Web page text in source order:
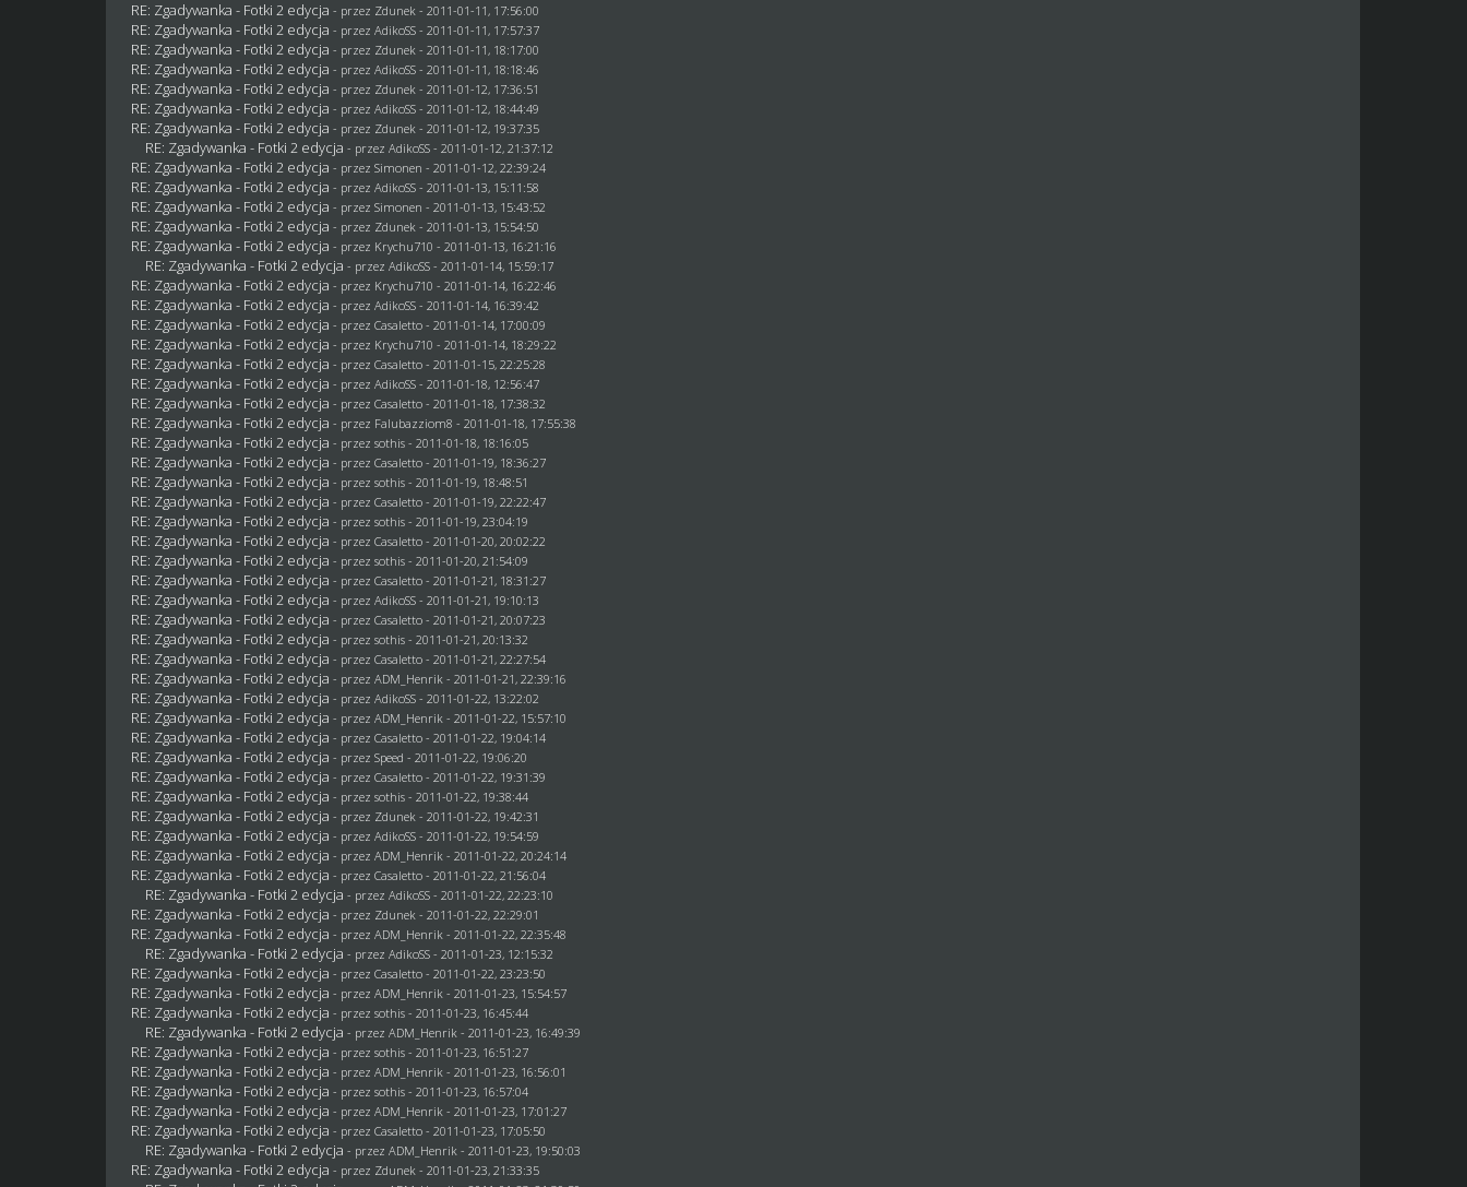
RE: Zgadywanka - Fotki 2 edycja - przez Zdunek - 2011-01-11, 17:56:00
RE: Zgadywanka - Fotki 2 edycja - przez AdikoSS - 2011-01-11, 17:57:37
RE: Zgadywanka - Fotki 2 edycja - przez Zdunek - 2011-01-11, 18:17:00
RE: Zgadywanka - Fotki 2 edycja - przez AdikoSS - 2011-01-11, 18:18:46
RE: Zgadywanka - Fotki 2 edycja - przez Zdunek - 2011-01-12, 17:36:51
RE: Zgadywanka - Fotki 2 edycja - przez AdikoSS - 2011-01-12, 18:44:49
RE: Zgadywanka - Fotki 2 edycja - przez Zdunek - 2011-01-12, 19:37:35
RE: Zgadywanka - Fotki 2 edycja - przez AdikoSS - 2011-01-12, 21:37:12
RE: Zgadywanka - Fotki 2 edycja - przezSimonen - 2011-01-12, 22:39:24
RE: Zgadywanka - Fotki 2 edycja - przez AdikoSS - 2011-01-13, 15:11:58
RE: Zgadywanka - Fotki 2 edycja - przezSimonen - 2011-01-13, 15:43:52
RE: Zgadywanka - Fotki 2 edycja - przez Zdunek - 2011-01-13, 15:54:50
RE: Zgadywanka - Fotki 2 edycja - przez Krychu710 - 2011-01-13, 16:21:16
RE: Zgadywanka - Fotki 2 edycja - przez AdikoSS - 2011-01-14, 15:59:17
RE: Zgadywanka - Fotki 2 edycja - przez Krychu710 - 2011-01-14, 16:22:46
RE: Zgadywanka - Fotki 2 edycja - przez AdikoSS - 2011-01-14, 16:39:42
RE: Zgadywanka - Fotki 2 edycja - przezCasaletto - 2011-01-14, 17:00:09
RE: Zgadywanka - Fotki 2 edycja - przez Krychu710 - 2011-01-14, 18:29:22
RE: Zgadywanka - Fotki 2 edycja - przezCasaletto - 2011-01-15, 22:25:28
RE: Zgadywanka - Fotki 2 edycja - przez AdikoSS - 2011-01-18, 12:56:47
RE: Zgadywanka - Fotki 2 edycja - przezCasaletto - 2011-01-18, 17:38:32
RE: Zgadywanka - Fotki 2 edycja - przez Falubazziom8 - 2011-01-18, 17:55:38
RE: Zgadywanka - Fotki 2 edycja - przezsothis - 2011-01-18, 18:16:05
RE: Zgadywanka - Fotki 2 edycja - przezCasaletto - 2011-01-19, 18:36:27
RE: Zgadywanka - Fotki 2 edycja - przezsothis - 2011-01-19, 18:48:51
RE: Zgadywanka - Fotki 2 edycja - przezCasaletto - 2011-01-19, 22:22:47
RE: Zgadywanka - Fotki 2 edycja - przezsothis - 2011-01-19, 23:04:19
RE: Zgadywanka - Fotki 2 edycja - przezCasaletto - 2011-01-20, 20:02:22
RE: Zgadywanka - Fotki 2 edycja - przezsothis - 2011-01-20, 21:54:09
RE: Zgadywanka - Fotki 2 edycja - przezCasaletto - 2011-01-21, 18:31:27
RE: Zgadywanka - Fotki 2 edycja - przez AdikoSS - 2011-01-21, 19:10:13
RE: Zgadywanka - Fotki 2 edycja - przezCasaletto - 2011-01-21, 20:07:23
RE: Zgadywanka - Fotki 2 edycja - przezsothis - 2011-01-21, 20:13:32
RE: Zgadywanka - Fotki 2 edycja - przezCasaletto - 2011-01-21, 22:27:54
RE: Zgadywanka - Fotki 2 edycja - przezADM_Henrik - 2011-01-21, 22:39:16
RE: Zgadywanka - Fotki 2 edycja - przez AdikoSS - 2011-01-22, 13:22:02
RE: Zgadywanka - Fotki 2 edycja - przezADM_Henrik - 2011-01-22, 15:57:10
RE: Zgadywanka - Fotki 2 edycja - przezCasaletto - 2011-01-22, 19:04:14
RE: Zgadywanka - Fotki 2 edycja - przezSpeed - 2011-01-22, 19:06:20
RE: Zgadywanka - Fotki 2 edycja - przezCasaletto - 2011-01-22, 19:31:39
RE: Zgadywanka - Fotki 2 edycja - przezsothis - 2011-01-22, 19:38:44
RE: Zgadywanka - Fotki 2 edycja - przez Zdunek - 2011-01-22, 19:42:31
RE: Zgadywanka - Fotki 2 edycja - przez AdikoSS - 2011-01-22, 19:54:59
RE: Zgadywanka - Fotki 2 edycja - przezADM_Henrik - 2011-01-22, 20:24:14
RE: Zgadywanka - Fotki 2 edycja - przezCasaletto - 2011-01-22, 21:56:04
RE: Zgadywanka - Fotki 2 edycja - przez AdikoSS - 2011-01-22, 22:23:10
RE: Zgadywanka - Fotki 2 edycja - przez Zdunek - 2011-01-22, 22:29:01
RE: Zgadywanka - Fotki 2 edycja - przezADM_Henrik - 2011-01-22, 22:35:48
RE: Zgadywanka - Fotki 2 edycja - przez AdikoSS - 2011-01-23, 12:15:32
RE: Zgadywanka - Fotki 2 edycja - przezCasaletto - 2011-01-22, 23:23:50
RE: Zgadywanka - Fotki 2 edycja - przezADM_Henrik - 2011-01-23, 15:54:57
RE: Zgadywanka - Fotki 2 edycja - przezsothis - 2011-01-23, 16:45:44
RE: Zgadywanka - Fotki 2 edycja - przezADM_Henrik - 2011-01-23, 16:49:39
RE: Zgadywanka - Fotki 2 edycja - przezsothis - 2011-01-23, 16:51:27
RE: Zgadywanka - Fotki 2 edycja - przezADM_Henrik - 2011-01-23, 16:56:01
RE: Zgadywanka - Fotki 2 edycja - przezsothis - 2011-01-23, 16:57:04
RE: Zgadywanka - Fotki 2 edycja - przezADM_Henrik - 2011-01-23, 17:01:27
RE: Zgadywanka - Fotki 2 edycja - przezCasaletto - 2011-01-23, 17:05:50
RE: Zgadywanka - Fotki 2 edycja - przezADM_Henrik - 2011-01-23, 19:50:03
RE: Zgadywanka - Fotki 2 edycja - przez Zdunek - 2011-01-23, 21:33:35